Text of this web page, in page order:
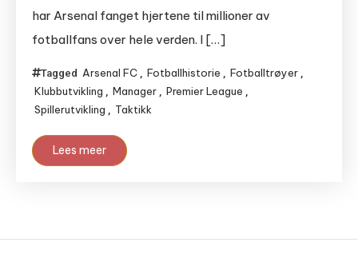
har Arsenal fanget hjertene til millioner av
fotballfans over hele verden. I […]
Tagged Arsenal FC , Fotballhistorie , Fotballtrøyer ,
Klubbutvikling , Manager , Premier League ,
Spillerutvikling , Taktikk
Lees meer